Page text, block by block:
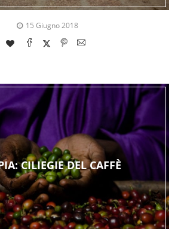
15 Giugno 2018
CILIEGIE DEL CAFFÈ